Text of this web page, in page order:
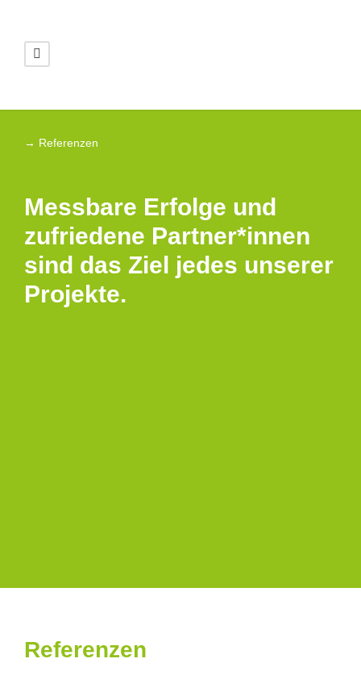
→ Referenzen
Messbare Erfolge und
zufriedene Partner*innen
sind das Ziel jedes unserer
Projekte.
Referenzen